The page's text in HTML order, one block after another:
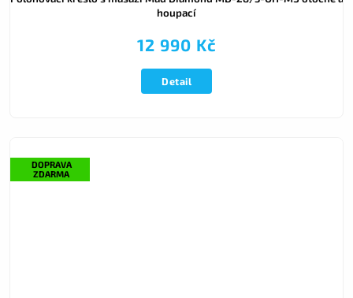
houpací
12 990 Kč
Detail
DOPRAVA
ZDARMA